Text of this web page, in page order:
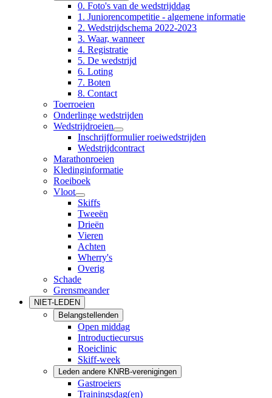
0. Foto's van de wedstrijddag
1. Juniorencompetitie - algemene informatie
2. Wedstrijdschema 2022-2023
3. Waar, wanneer
4. Registratie
5. De wedstrijd
6. Loting
7. Boten
8. Contact
Toerroeien
Onderlinge wedstrijden
Wedstrijdroeien
Inschrijfformulier roeiwedstrijden
Wedstrijdcontract
Marathonroeien
Kledinginformatie
Roeiboek
Vloot
Skiffs
Tweeën
Drieën
Vieren
Achten
Wherry's
Overig
Schade
Grensmeander
NIET-LEDEN
Belangstellenden
Open middag
Introductiecursus
Roeiclinic
Skiff-week
Leden andere KNRB-verenigingen
Gastroeiers
Trainingsdag(en)